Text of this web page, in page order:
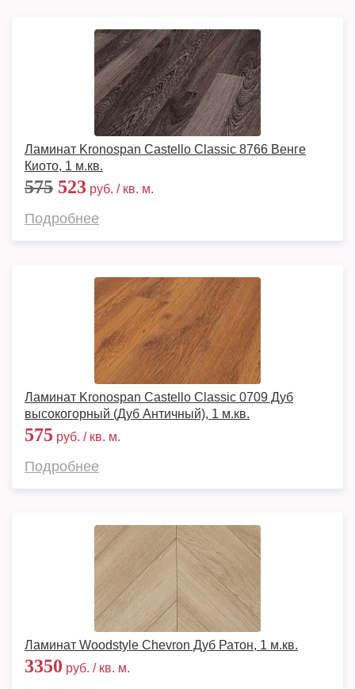
Ламинат Kronospan Castello Classic 8766 Венге
Киото, 1 м.кв.
575 523 руб. / кв. м.
Подробнее
Ламинат Kronospan Castello Classic 0709 Дуб
высокогорный (Дуб Античный), 1 м.кв.
575 руб. / кв. м.
Подробнее
Ламинат Woodstyle Chevron Дуб Ратон, 1 м.кв.
3350 руб. / кв. м.